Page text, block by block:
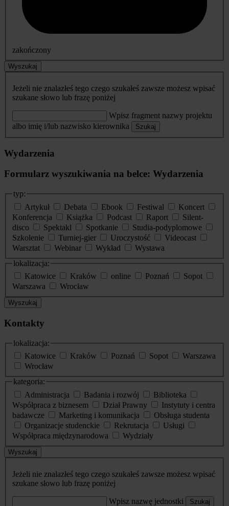
zakończony
Wyszukaj
Jeżeli nie znalazłeś tego czego szukałeś zawsze możesz wpisać
szukane słowo lub frazę poniżej
Wpisz fragment nazwy projektu
albo imię i/lub nazwisko kierownika
Szukaj
Wydarzenia
Formularz wyszukiwania na belce: Wydarzenia
typ:
Artykuł
Debata Ebook Festiwal
Koncert
Konferencja
Książka Podcast Raport
Silent-
disco
Spektakl Spotkanie
Studia-podyplomowe
Szkolenie
Turniej-gier Uroczystość
Videocast
Warsztat
Webinar Wykład
Wystawa
lokalizacja:
Katowice
Kraków online Poznań
Sopot
Warszawa
Wrocław
Wyszukaj
Kontakty
lokalizacja:
Katowice
Kraków Poznań Sopot
Warszawa
Wrocław
kategoria:
Administracja
Badania i rozwój
Biblioteka
Współpraca z biznesem
Dział Prawny
Instytuty i centra
badawcze
Marketing i komunikacja
Obsługa studenta
Organizacje studenckie
Rekrutacja
Usługi
Współpraca międzynarodowa
Wydziały
Wyszukaj
Jeżeli nie znalazłeś tego czego szukałeś zawsze możesz wpisać
szukane słowo lub frazę poniżej
Wpisz nazwę jednostki Szukaj